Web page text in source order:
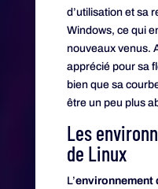
d’utilisation et sa
Windows, ce qui
nouveaux venus.
apprécié pour sa
bien que sa
être un peu plus
Les
de Linux
L’environnement